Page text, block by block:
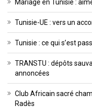
Mariage en Tunisie :
Tunisie-UE : vers un
Tunisie : ce qui s’est
TRANSTU : dépôts
annoncées
Club Africain sacré
Radès